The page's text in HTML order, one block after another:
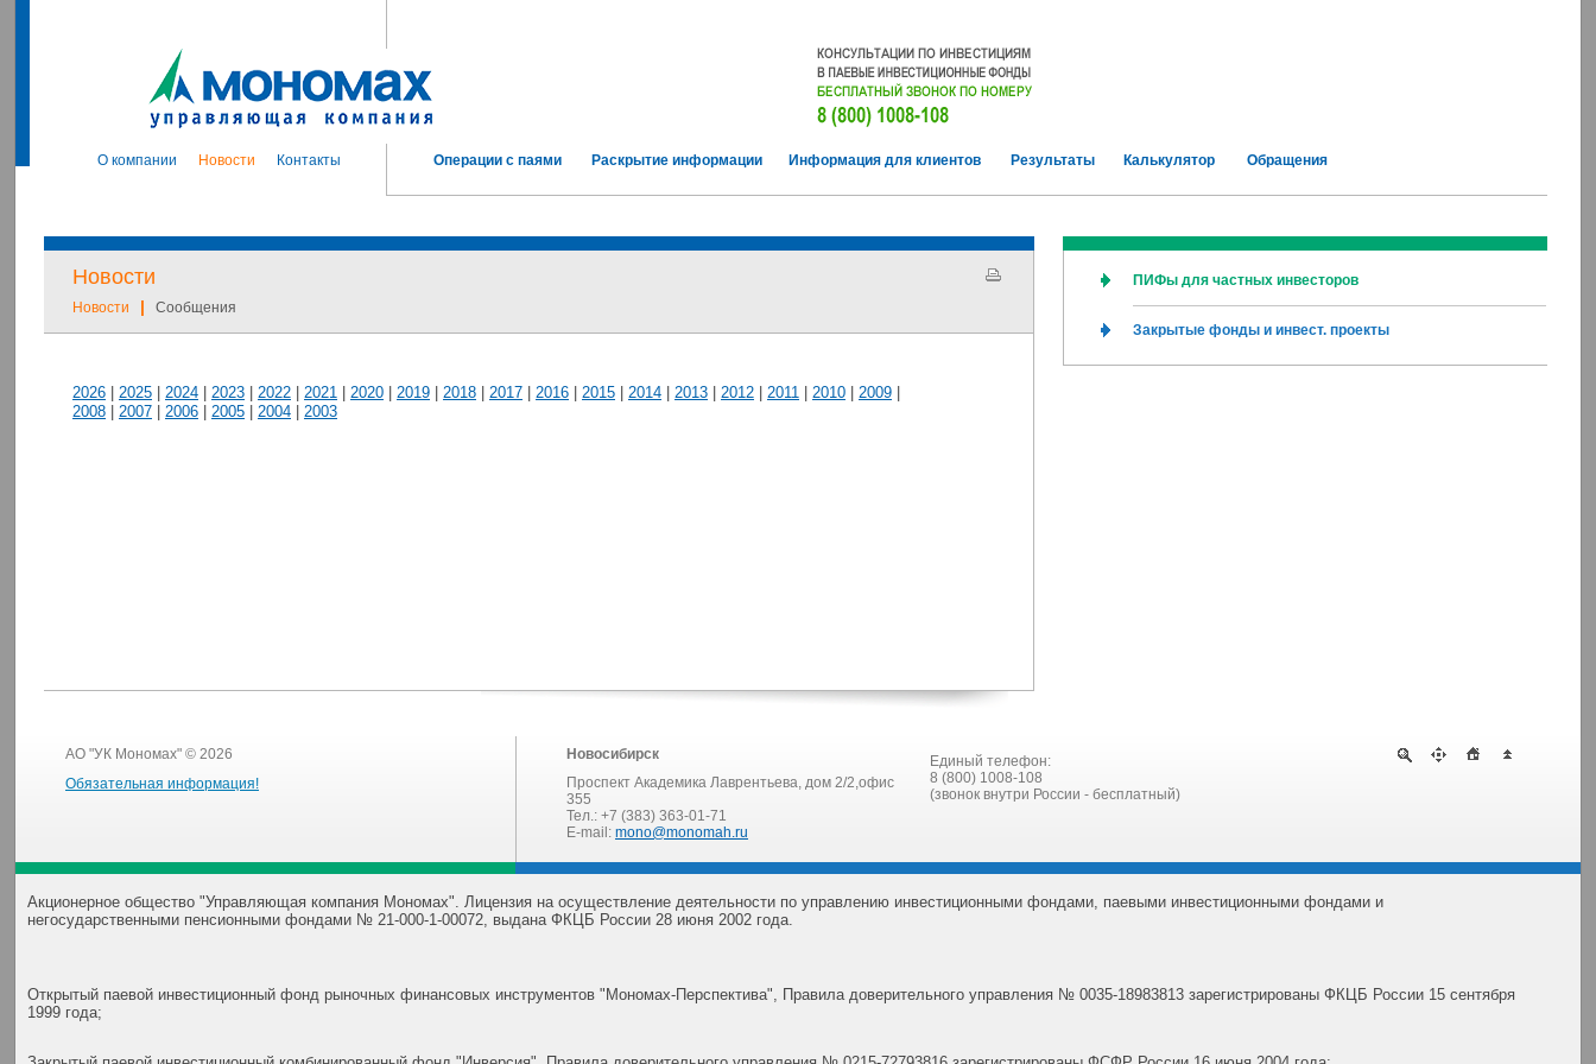
О компании Новости Контакты Операции с паями Раскрытие информации Информация для клиентов Результаты Калькулятор Обращения
Новости
Новости | Сообщения
2026 2025 2024 2023 2022 2021 2020 2019 2018 2017 2016 2015 2014 2013 2012 2011 2010 2009
2008
2007 2006 2005 2004 2003
ПИФы для частных инвесторов
Закрытые фонды и инвест. проекты
АО "УК Мономах" © 2026
Обязательная информация!
Новосибирск
Проспект Академика Лаврентьева, дом 2/2,офис
355
Тел.: +7 (383) 363-01-71
E-mail: mono@monomah.ru
Единый телефон:
8 (800) 1008-108
(звонок внутри России - бесплатный)
Акционерное общество "Управляющая компания Мономах". Лицензия на осуществление деятельности по управлению инвестиционными фондами, паевыми инвестиционными фондами и
негосударственными пенсионными фондами № 21-000-1-00072, выдана ФКЦБ России 28 июня 2002 года.
Открытый паевой инвестиционный фонд рыночных финансовых инструментов "Мономах-Перспектива", Правила доверительного управления № 0035-18983813 зарегистрированы ФКЦБ России 15 сентября
1999 года;